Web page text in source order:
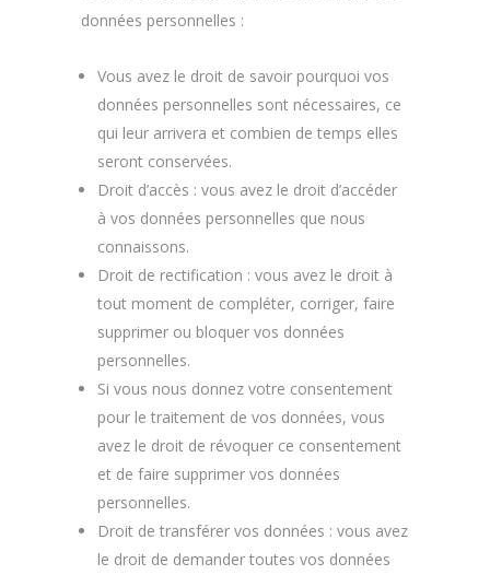
données personnelles :
Vous avez le droit de savoir pourquoi vos
données personnelles sont nécessaires, ce
qui leur arrivera et combien de temps elles
seront conservées.
Droit d’accès : vous avez le droit d’accéder
à vos données personnelles que nous
connaissons.
Droit de rectification : vous avez le droit à
tout moment de compléter, corriger, faire
supprimer ou bloquer vos données
personnelles.
Si vous nous donnez votre consentement
pour le traitement de vos données, vous
avez le droit de révoquer ce consentement
et de faire supprimer vos données
personnelles.
Droit de transférer vos données : vous avez
le droit de demander toutes vos données